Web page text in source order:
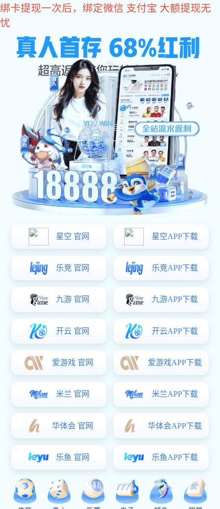
亿万28
亿万28 产品中心
光电耦合器
高速隔离运放光耦
6N13X系列 OR-6N135
OR-6N135
OR-6N135
高效率的AlGaAs LED和高速光学探测器组成
拥有交流和直流隔离
改善了传统光电晶体管耦合器的速度
高隔离电压
规格书下载
联系热线 0755-2998 0661
立即咨询